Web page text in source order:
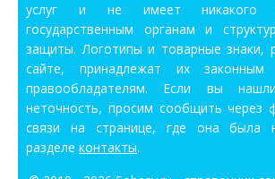
услуг и не имеет никакого
государственным органам и
защиты. Логотипы и товарные знаки,
сайте, принадлежат их
правообладателям. Если вы
неточность, просим сообщить через
связи на странице, где она была
разделе контакты.